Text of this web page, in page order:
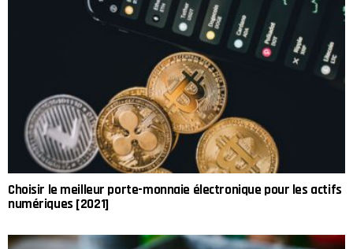
Choisir le meilleur porte-monnaie électronique pour les actifs
numériques [2021]